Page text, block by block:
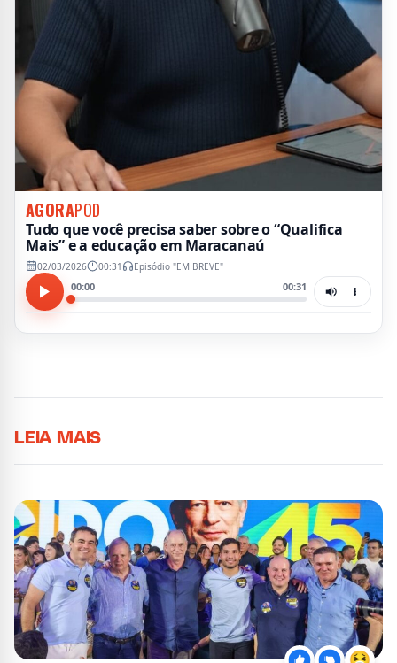
AGORAPOD
Tudo que você precisa saber sobre o “Qualifica
Mais” e a educação em Maracanaú
02/03/2026 00:31 Episódio "EM BREVE"
00:00 00:31
LEIA MAIS